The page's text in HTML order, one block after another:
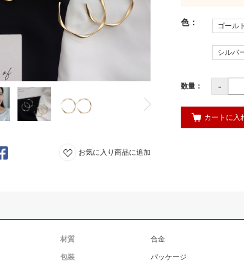
お気に入り商品に追加
色： ゴール
シルバ
数量： -
カートに入
材質 合金
包装 パッケージ